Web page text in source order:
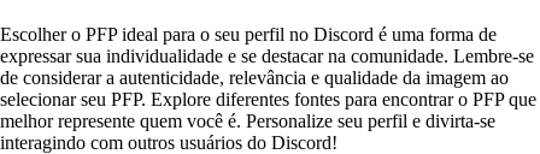
Escolher o PFP ideal para o seu perfil no Discord é uma forma de
expressar sua individualidade e se destacar na comunidade. Lembre-se
de considerar a autenticidade, relevância e qualidade da imagem ao
selecionar seu PFP. Explore diferentes fontes para encontrar o PFP que
melhor represente quem você é. Personalize seu perfil e divirta-se
interagindo com outros usuários do Discord!